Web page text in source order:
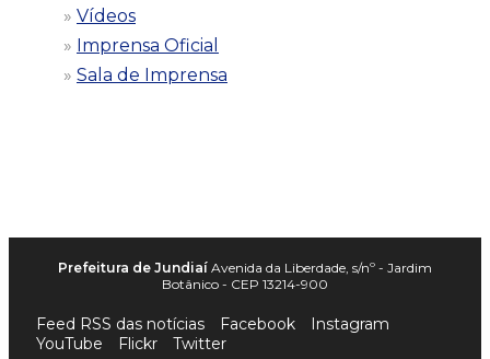
Vídeos
Imprensa Oficial
Sala de Imprensa
Prefeitura de Jundiaí Avenida da Liberdade, s/nº - Jardim
Botânico - CEP 13214-900
Feed RSS das notícias Facebook
Instagram
YouTube
Flickr Twitter